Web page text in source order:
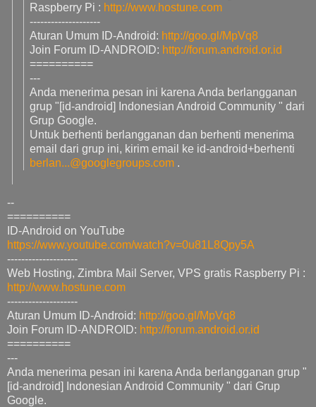
Raspberry Pi : http://www.hostune.com
--------------------
Aturan Umum ID-Android: http://goo.gl/MpVq8
Join Forum ID-ANDROID: http://forum.android.or.id
==========
---
Anda menerima pesan ini karena Anda berlangganan
grup "[id-android] Indonesian Android Community " dari
Grup Google.
Untuk berhenti berlangganan dan berhenti menerima
email dari grup ini, kirim email ke id-android+berhenti
berlan...@googlegroups.com .
--
==========
ID-Android on YouTube
https://www.youtube.com/watch?v=0u81L8Qpy5A
--------------------
Web Hosting, Zimbra Mail Server, VPS gratis Raspberry Pi :
http://www.hostune.com
--------------------
Aturan Umum ID-Android: http://goo.gl/MpVq8
Join Forum ID-ANDROID: http://forum.android.or.id
==========
---
Anda menerima pesan ini karena Anda berlangganan grup "
[id-android] Indonesian Android Community " dari Grup
Google.